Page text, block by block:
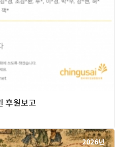
후원보고
2026년